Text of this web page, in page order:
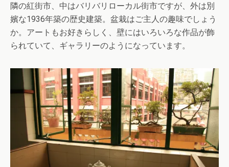
隣の紅街市、中はバリバリローカル街市ですが、外は別
嬪な1936年築の歴史建築。盆栽はご主人の趣味でしょう
か。アートもお好きらしく、壁にはいろいろな作品が飾
られていて、ギャラリーのようになっています。